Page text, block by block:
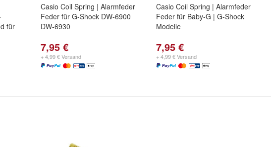
für
Casio Coil Spring | Alarmfeder
Feder für G-Shock DW-6900
DW-6930
7,95 €
+ 4,99 € Versand
Casio Coil Spring | Alarmfeder
Feder für Baby-G | G-Shock
Modelle
7,95 €
+ 4,99 € Versand